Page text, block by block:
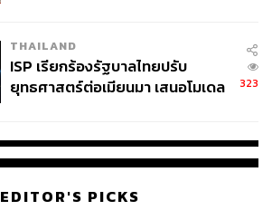
THAILAND
ISP เรียกร้องรัฐบาลไทยปรับ
ยุทธศาสตร์ต่อเมียนมา เสนอโมเดล
323
EDITOR'S PICKS